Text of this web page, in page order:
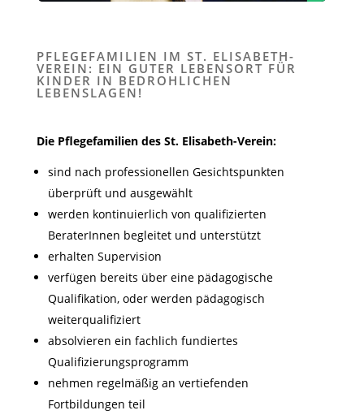
PFLEGEFAMILIEN IM ST. ELISABETH-
VEREIN: EIN GUTER LEBENSORT FÜR
KINDER IN BEDROHLICHEN
LEBENSLAGEN!
Die Pflegefamilien des St. Elisabeth-Verein:
sind nach professionellen Gesichtspunkten
überprüft und ausgewählt
werden kontinuierlich von qualifizierten
BeraterInnen begleitet und unterstützt
erhalten Supervision
verfügen bereits über eine pädagogische
Qualifikation, oder werden pädagogisch
weiterqualifiziert
absolvieren ein fachlich fundiertes
Qualifizierungsprogramm
nehmen regelmäßig an vertiefenden
Fortbildungen teil